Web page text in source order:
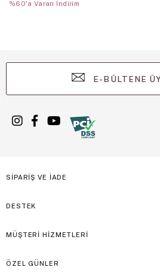
%60'a Varan İndirim
E-BÜLTENE
SİPARİŞ VE İADE
DESTEK
MÜŞTERİ HİZMETLERİ
ÖZEL GÜNLER